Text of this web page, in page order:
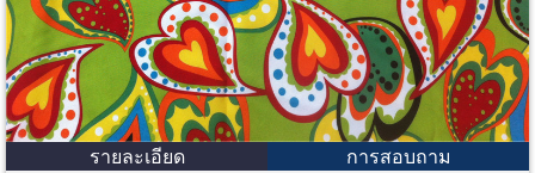
รายละเอียด การสอบถาม